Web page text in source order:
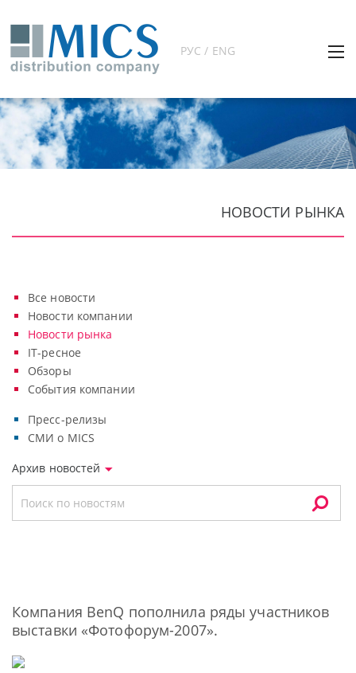
РУС / ENG
НОВОСТИ РЫНКА
Все новости
Новости компании
Новости рынка
IT-ресное
Обзоры
События компании
Пресс-релизы
СМИ о MICS
Архив новостей
Компания BenQ пополнила ряды участников
выставки «Фотофорум-2007».